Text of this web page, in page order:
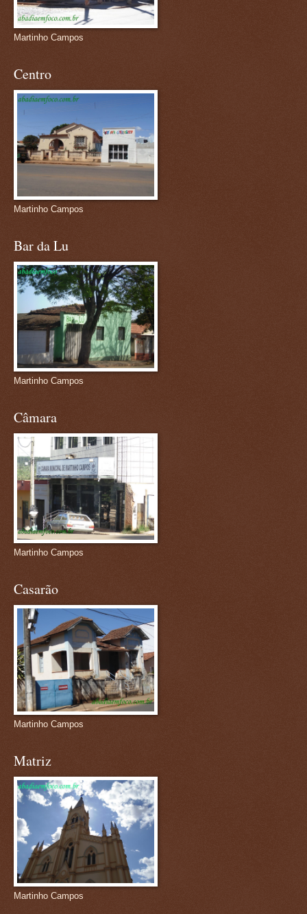
Martinho Campos
Centro
Martinho Campos
Bar da Lu
Martinho Campos
Câmara
Martinho Campos
Casarão
Martinho Campos
Matriz
Martinho Campos